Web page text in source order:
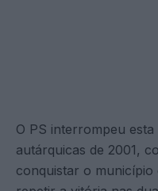
O PS interrompeu
autárquicas de 2001,
conquistar o município